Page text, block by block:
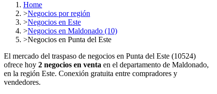
Home
>Negocios por región
>Negocios en Este
>Negocios en Maldonado (10)
>Negocios en Punta del Este
El mercado del traspaso de negocios en Punta del Este (10524)
ofrece hoy 2 negocios en venta en el departamento de Maldonado,
en la región Este. Conexión gratuita entre compradores y
vendedores.